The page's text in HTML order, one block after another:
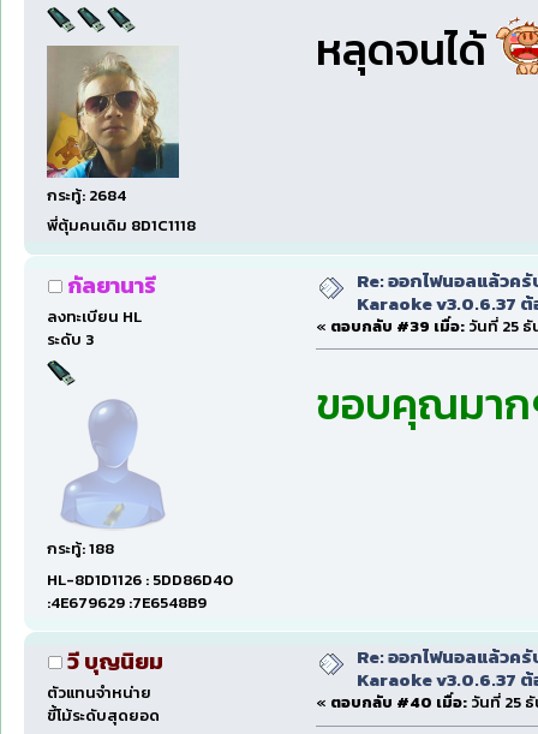
กระทู้: 2684
พี่ตุ้มคนเดิม 8D1C1118
หลุดจนได้
กัลยานารี
ลงทะเบียน HL
ระดับ 3
กระทู้: 188
HL-8D1D1126 : 5DD86D40
:4E679629 :7E6548B9
Re: ออกไฟนอลแล้วค
Karaoke v3.0.6.37
« ตอบกลับ #39 เมื่อ: วันที่ 25 ธั
ขอบคุณมา
วี บุญนิยม
ตัวแทนจำหน่าย
ขี้โม้ระดับสุดยอด
Re: ออกไฟนอลแล้วค
Karaoke v3.0.6.37
« ตอบกลับ #40 เมื่อ: วันที่ 25